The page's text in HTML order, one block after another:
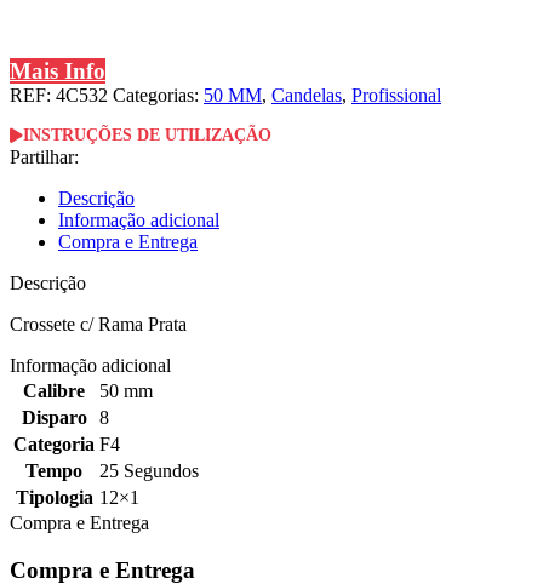
Mais Info
REF: 4C532 Categorias: 50 MM, Candelas, Profissional
INSTRUÇÕES DE UTILIZAÇÃO
Partilhar:
Descrição
Informação adicional
Compra e Entrega
Descrição
Crossete c/ Rama Prata
Informação adicional
Calibre
50 mm
Disparo
8
Categoria F4
Tempo
25 Segundos
Tipologia 12×1
Compra e Entrega
Compra e Entrega